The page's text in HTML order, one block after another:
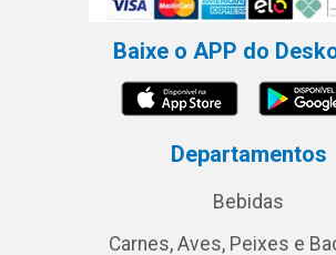
Baixe o APP do
Departamentos
Bebidas
Carnes, Aves, Peixes e